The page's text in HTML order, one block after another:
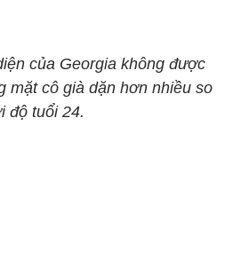
của Georgia không được
mặt cô già dặn hơn nhiều so
độ tuổi 24.